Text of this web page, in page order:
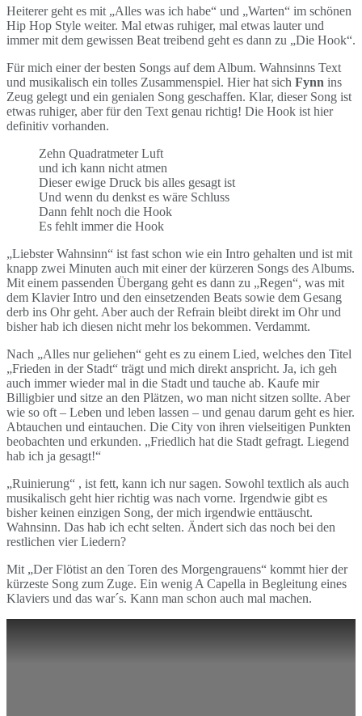
Heiterer geht es mit „Alles was ich habe“ und „Warten“ im schönen
Hip Hop Style weiter. Mal etwas ruhiger, mal etwas lauter und
immer mit dem gewissen Beat treibend geht es dann zu „Die Hook“.
Für mich einer der besten Songs auf dem Album. Wahnsinns Text
und musikalisch ein tolles Zusammenspiel. Hier hat sich Fynn ins
Zeug gelegt und ein genialen Song geschaffen. Klar, dieser Song ist
etwas ruhiger, aber für den Text genau richtig! Die Hook ist hier
definitiv vorhanden.
Zehn Quadratmeter Luft
und ich kann nicht atmen
Dieser ewige Druck bis alles gesagt ist
Und wenn du denkst es wäre Schluss
Dann fehlt noch die Hook
Es fehlt immer die Hook
„Liebster Wahnsinn“ ist fast schon wie ein Intro gehalten und ist mit
knapp zwei Minuten auch mit einer der kürzeren Songs des Albums.
Mit einem passenden Übergang geht es dann zu „Regen“, was mit
dem Klavier Intro und den einsetzenden Beats sowie dem Gesang
derb ins Ohr geht. Aber auch der Refrain bleibt direkt im Ohr und
bisher hab ich diesen nicht mehr los bekommen. Verdammt.
Nach „Alles nur geliehen“ geht es zu einem Lied, welches den Titel
„Frieden in der Stadt“ trägt und mich direkt anspricht. Ja, ich geh
auch immer wieder mal in die Stadt und tauche ab. Kaufe mir
Billigbier und sitze an den Plätzen, wo man nicht sitzen sollte. Aber
wie so oft – Leben und leben lassen – und genau darum geht es hier.
Abtauchen und eintauchen. Die City von ihren vielseitigen Punkten
beobachten und erkunden. „Friedlich hat die Stadt gefragt. Liegend
hab ich ja gesagt!“
„Ruinierung“ , ist fett, kann ich nur sagen. Sowohl textlich als auch
musikalisch geht hier richtig was nach vorne. Irgendwie gibt es
bisher keinen einzigen Song, der mich irgendwie enttäuscht.
Wahnsinn. Das hab ich echt selten. Ändert sich das noch bei den
restlichen vier Liedern?
Mit „Der Flötist an den Toren des Morgengrauens“ kommt hier der
kürzeste Song zum Zuge. Ein wenig A Capella in Begleitung eines
Klaviers und das war´s. Kann man schon auch mal machen.